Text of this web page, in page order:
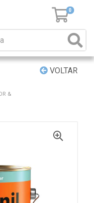
0
VOLTAR
&